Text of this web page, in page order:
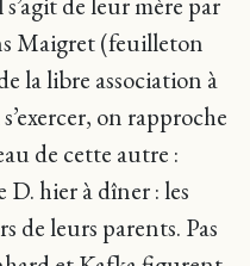
Maigret (feuilleton
la libre association à
on rapproche
de cette autre :
hier à dîner : les
de leurs parents. Pas